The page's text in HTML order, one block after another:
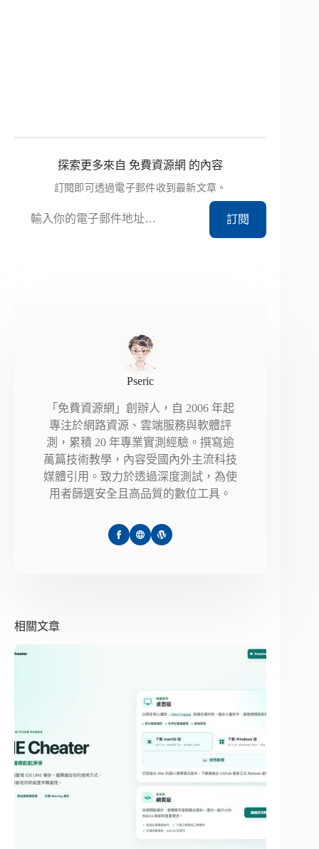
探索更多來自 免費資源網 的內容
訂閱即可透過電子郵件收到最新文章。
訂閱
Pseric
「免費資源網」創辦人，自 2006 年起
專注於網路資源、雲端服務與軟體評
測，累積 20 年專業實測經驗。撰寫逾
萬篇技術教學，內容受國內外主流科技
媒體引用。致力於透過深度測試，為使
用者篩選安全且高品質的數位工具。
相關文章